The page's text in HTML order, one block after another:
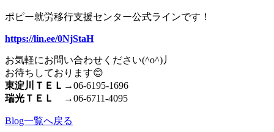
ポピー就労移行支援センター公式ラインです！
https://lin.ee/0NjStaH
お気軽にお問い合わせください(^o^)丿
お待ちしております😊
東淀川ＴＥＬ →06-6195-1696
瑞光ＴＥＬ
→06-6711-4095
Blog一覧へ戻る